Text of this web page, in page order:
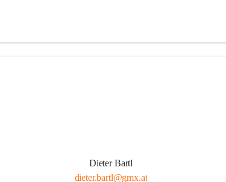
Dieter Bartl
dieter.bartl@gmx.at